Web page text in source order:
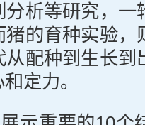
析等研究，一
的育种实验，
配种到生长到
定力。